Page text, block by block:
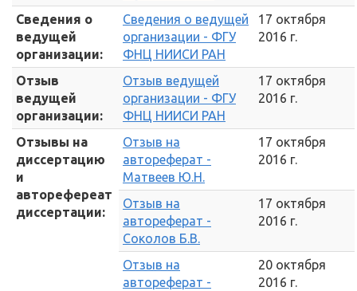
Сведения о
ведущей
организации:
Сведения о ведущей
организации - ФГУ
ФНЦ НИИСИ РАН
17 октября
2016 г.
Отзыв
ведущей
организации:
Отзыв ведущей
организации - ФГУ
ФНЦ НИИСИ РАН
17 октября
2016 г.
Отзывы на
диссертацию
и
авторефереат
диссертации:
Отзыв на
автореферат -
Матвеев Ю.Н.
17 октября
2016 г.
Отзыв на
автореферат -
Соколов Б.В.
17 октября
2016 г.
Отзыв на
автореферат -
20 октября
2016 г.